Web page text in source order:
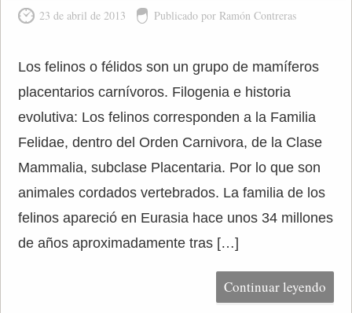
23 de abril de 2013 Publicado por Ramón Contreras
Los felinos o félidos son un grupo de mamíferos
placentarios carnívoros. Filogenia e historia
evolutiva: Los felinos corresponden a la Familia
Felidae, dentro del Orden Carnivora, de la Clase
Mammalia, subclase Placentaria. Por lo que son
animales cordados vertebrados. La familia de los
felinos apareció en Eurasia hace unos 34 millones
de años aproximadamente tras […]
Continuar leyendo